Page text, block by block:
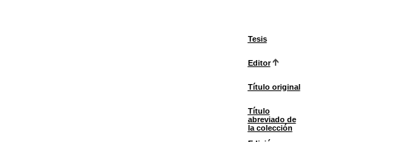
Tesis
Editor
Título original
Título
abreviado de
la colección